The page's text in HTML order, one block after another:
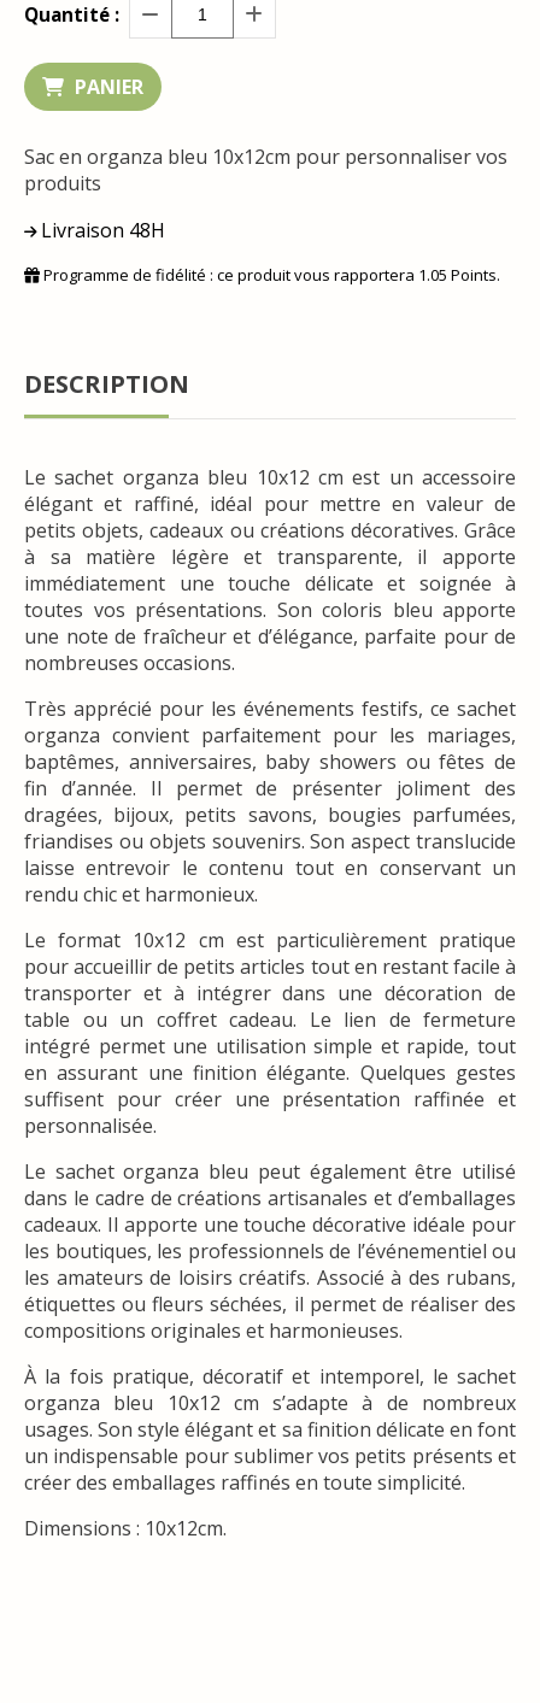
Quantité :
PANIER
Sac en organza bleu 10x12cm pour personnaliser vos
produits
Livraison 48H
Programme de fidélité : ce produit vous rapportera 1.05 Points.
DESCRIPTION
Le sachet organza bleu 10x12 cm est un accessoire
élégant et raffiné, idéal pour mettre en valeur de
petits objets, cadeaux ou créations décoratives. Grâce
à sa matière légère et transparente, il apporte
immédiatement une touche délicate et soignée à
toutes vos présentations. Son coloris bleu apporte
une note de fraîcheur et d’élégance, parfaite pour de
nombreuses occasions.
Très apprécié pour les événements festifs, ce sachet
organza convient parfaitement pour les mariages,
baptêmes, anniversaires, baby showers ou fêtes de
fin d’année. Il permet de présenter joliment des
dragées, bijoux, petits savons, bougies parfumées,
friandises ou objets souvenirs. Son aspect translucide
laisse entrevoir le contenu tout en conservant un
rendu chic et harmonieux.
Le format 10x12 cm est particulièrement pratique
pour accueillir de petits articles tout en restant facile à
transporter et à intégrer dans une décoration de
table ou un coffret cadeau. Le lien de fermeture
intégré permet une utilisation simple et rapide, tout
en assurant une finition élégante. Quelques gestes
suffisent pour créer une présentation raffinée et
personnalisée.
Le sachet organza bleu peut également être utilisé
dans le cadre de créations artisanales et d’emballages
cadeaux. Il apporte une touche décorative idéale pour
les boutiques, les professionnels de l’événementiel ou
les amateurs de loisirs créatifs. Associé à des rubans,
étiquettes ou fleurs séchées, il permet de réaliser des
compositions originales et harmonieuses.
À la fois pratique, décoratif et intemporel, le sachet
organza bleu 10x12 cm s’adapte à de nombreux
usages. Son style élégant et sa finition délicate en font
un indispensable pour sublimer vos petits présents et
créer des emballages raffinés en toute simplicité.
Dimensions : 10x12cm.